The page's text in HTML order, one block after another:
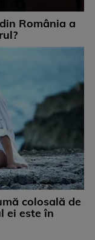
România a
colosală de
ei este în